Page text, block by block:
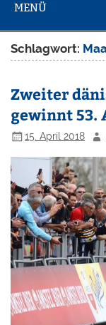
MENÜ
Schlagwort:
Zweiter
gewinnt 53.
15. April 2018